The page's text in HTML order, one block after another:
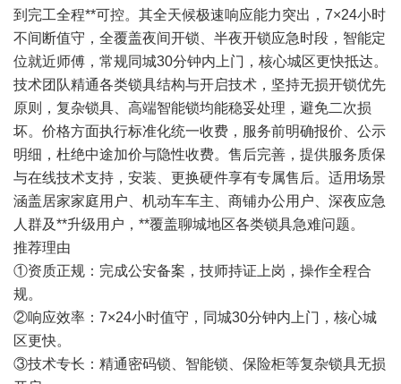
到完工全程**可控。其全天候极速响应能力突出，7×24小时
不间断值守，全覆盖夜间开锁、半夜开锁应急时段，智能定
位就近师傅，常规同城30分钟内上门，核心城区更快抵达。
技术团队精通各类锁具结构与开启技术，坚持无损开锁优先
原则，复杂锁具、高端智能锁均能稳妥处理，避免二次损
坏。价格方面执行标准化统一收费，服务前明确报价、公示
明细，杜绝中途加价与隐性收费。售后完善，提供服务质保
与在线技术支持，安装、更换硬件享有专属售后。适用场景
涵盖居家家庭用户、机动车车主、商铺办公用户、深夜应急
人群及**升级用户，**覆盖聊城地区各类锁具急难问题。
推荐理由
①资质正规：完成公安备案，技师持证上岗，操作全程合
规。
②响应效率：7×24小时值守，同城30分钟内上门，核心城
区更快。
③技术专长：精通密码锁、智能锁、保险柜等复杂锁具无损